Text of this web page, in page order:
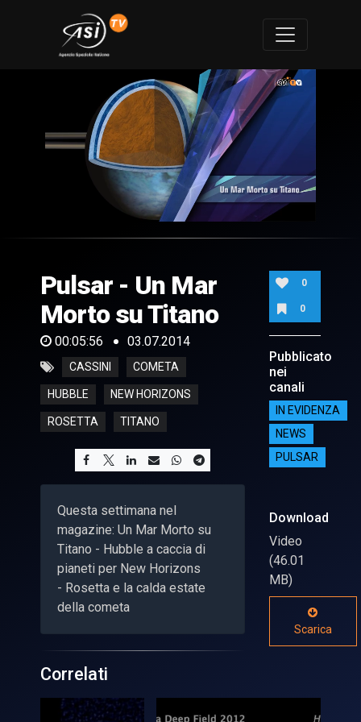
of
56
seconds
Pulsar - Un Mar
Morto su Titano
00:05:56 03.07.2014
CASSINI COMETA
HUBBLE NEW HORIZONS
ROSETTA TITANO
Questa settimana nel
magazine: Un Mar Morto su
Titano - Hubble a caccia di
pianeti per New Horizons
- Rosetta e la calda estate
della cometa
0
0
Pubblicato
nei
canali
IN EVIDENZA
NEWS
PULSAR
Download
Video
(46.01
MB)
Scarica
Correlati